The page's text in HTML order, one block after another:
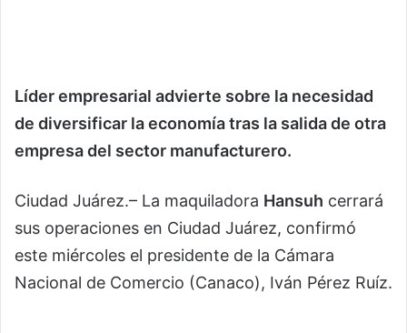
Líder empresarial advierte sobre la necesidad
de diversificar la economía tras la salida de otra
empresa del sector manufacturero.
Ciudad Juárez.– La maquiladora Hansuh cerrará
sus operaciones en Ciudad Juárez, confirmó
este miércoles el presidente de la Cámara
Nacional de Comercio (Canaco), Iván Pérez Ruíz.